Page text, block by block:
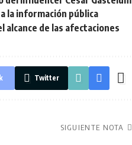
la información pública
alcance de las afectaciones
Twitter
SIGUIENTE NOTA